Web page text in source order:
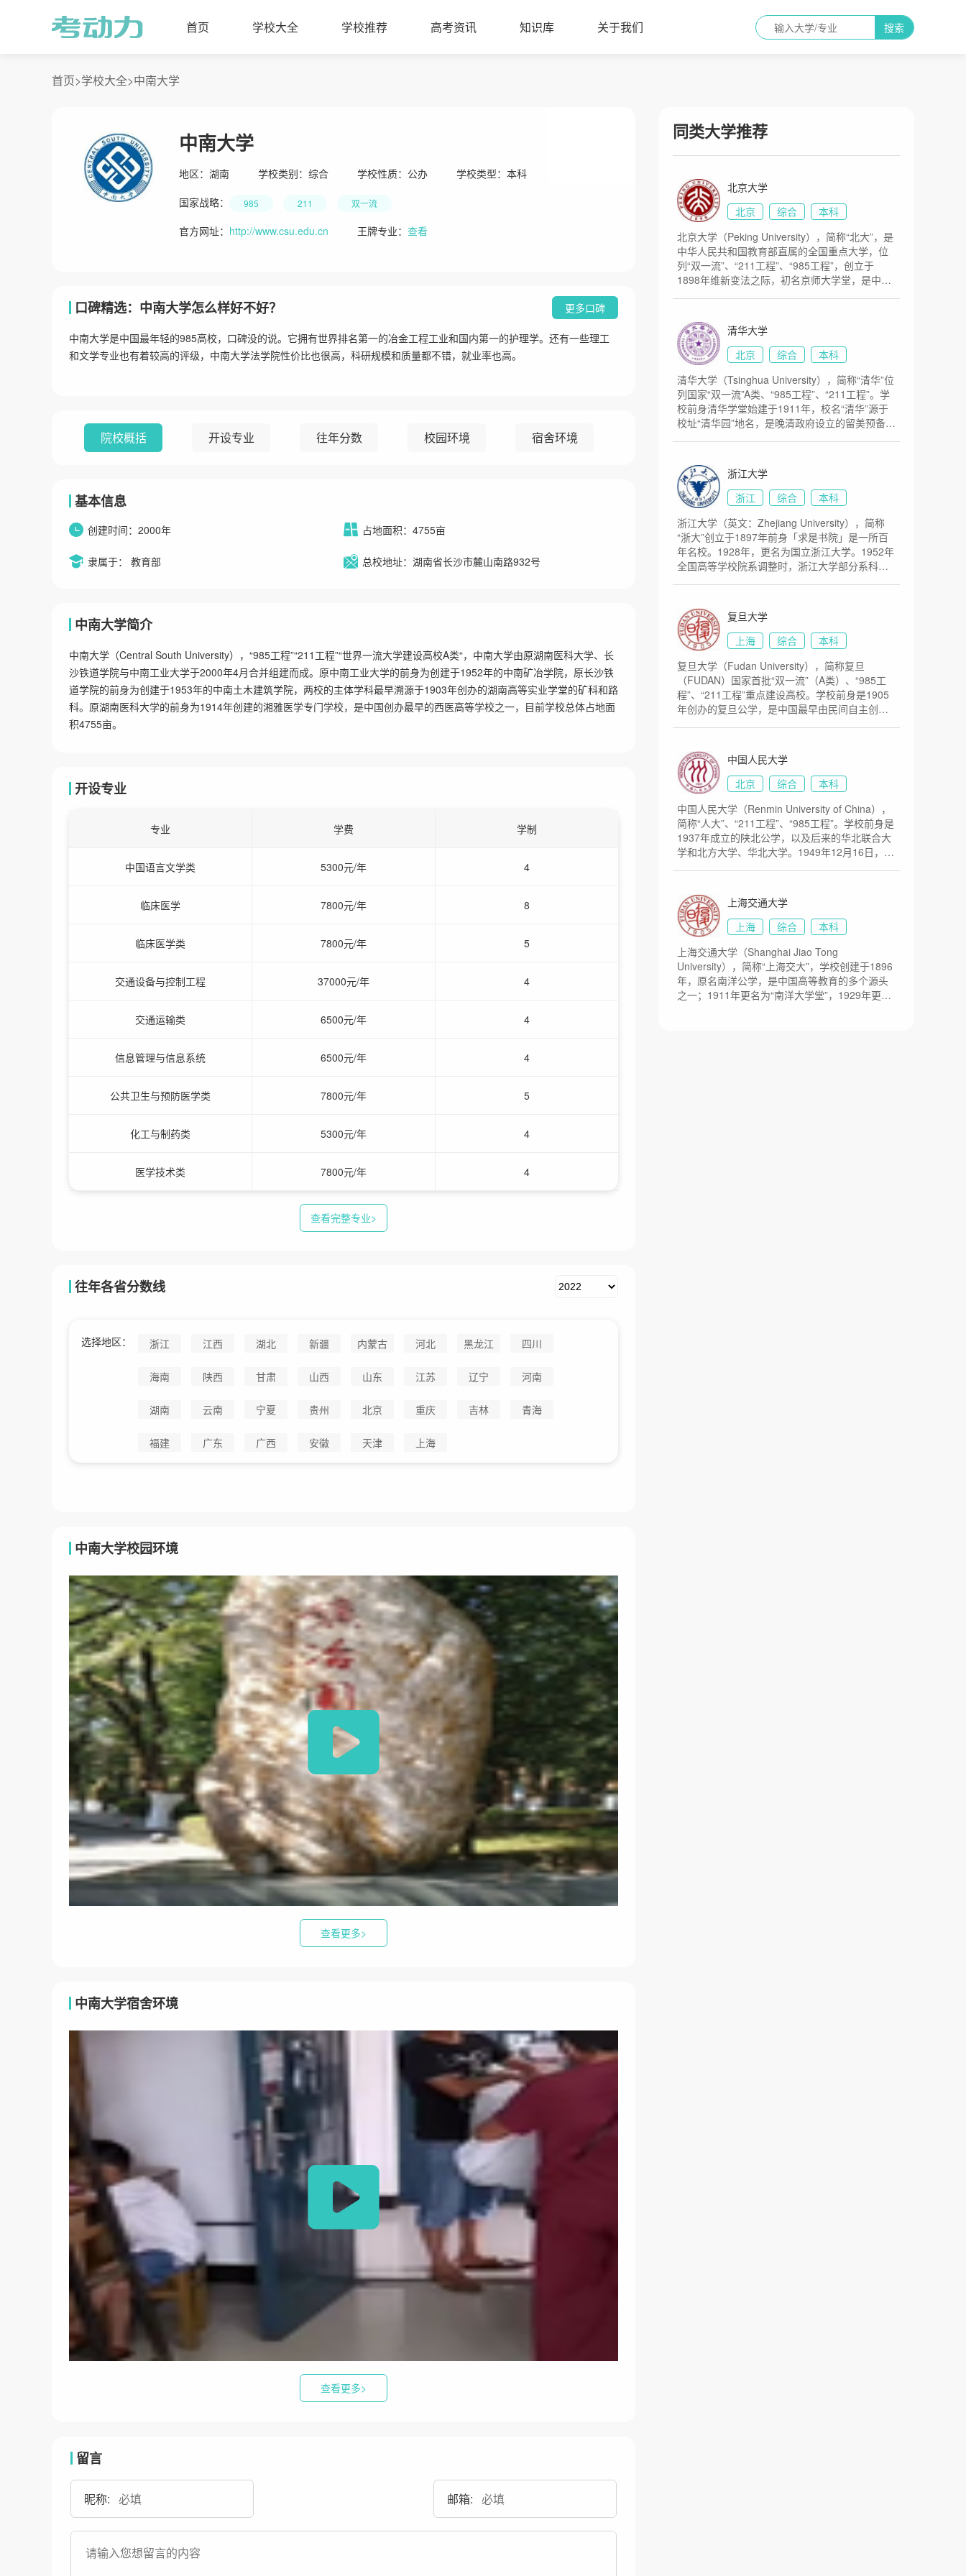
首页 学校大全 学校推荐 高考资讯 知识库 关于我们 搜索
首页>学校大全>中南大学
中南大学
地区： 湖南 学校类别： 综合 学校性质： 公办 学校类型： 本科
国家战略：
985 211 双一流
官方网址： http://www.csu.edu.cn 王牌专业： 查看
口碑精选：中南大学怎么样好不好？ 更多口碑
中南大学是中国最年轻的985高校，口碑没的说。它拥有世界排名第一的冶金工程工业和国内第一的护理学。还有一些理工
和文学专业也有着较高的评级，中南大学法学院性价比也很高，科研规模和质量都不错，就业率也高。
院校概括 开设专业 往年分数 校园环境 宿舍环境
基本信息
创建时间：2000年 占地面积：4755亩
隶属于： 教育部 总校地址：湖南省长沙市麓山南路932号
中南大学简介
中南大学（Central South University），“985工程”“211工程”“世界一流大学建设高校A类“，中南大学由原湖南医科大学、长
沙铁道学院与中南工业大学于2000年4月合并组建而成。原中南工业大学的前身为创建于1952年的中南矿冶学院，原长沙铁
道学院的前身为创建于1953年的中南土木建筑学院，两校的主体学科最早溯源于1903年创办的湖南高等实业学堂的矿科和路
科。原湖南医科大学的前身为1914年创建的湘雅医学专门学校，是中国创办最早的西医高等学校之一，目前学校总体占地面
积4755亩。
开设专业
专业 学费 学制
中国语言文学类 5300元/年 4
临床医学 7800元/年 8
临床医学类 7800元/年 5
交通设备与控制工程 37000元/年 4
交通运输类 6500元/年 4
信息管理与信息系统 6500元/年 4
公共卫生与预防医学类 7800元/年 5
化工与制药类 5300元/年 4
医学技术类 7800元/年 4
查看完整专业>
往年各省分数线
选择地区： 浙江 江西 湖北 新疆 内蒙古 河北 黑龙江 四川
海南 陕西 甘肃 山西 山东 江苏 辽宁 河南
湖南 云南 宁夏 贵州 北京 重庆 吉林 青海
福建 广东 广西 安徽 天津 上海
中南大学校园环境
查看更多>
中南大学宿舍环境
查看更多>
留言
昵称: 邮箱:
同类大学推荐
北京大学
北京
综合
本科
北京大学（Peking University），简称“北大”，是
中华人民共和国教育部直属的全国重点大学，位
列“双一流”、“211工程”、“985工程”，创立于
1898年维新变法之际，初名京师大学堂，是中国
学。1937年南迁至长沙，与国立清华大学和私立
南开大学组成国立长沙临时大学，1938年迁至昆
明，更名为国立西南联合大学。1946年复员返回
北平（现北京）。1952年经全国高校院系调整，
成为以文理基础学科为主 的综合性大学，并自北
京沙滩等地迁至现址。2000年与原北京医科大学
合并，组建为新的北京大学。目前学校总体占地
面积7000亩。
清华大学
北京
综合
本科
清华大学（Tsinghua University），简称“清华”位
列国家“双一流”A类、“985工程”、“211工程”。学
校前身清华学堂始建于1911年，校名“清华”源于
校址“清华园”地名，是晚清政府设立的留美预备学
国立清华大学。1937年抗日战争全面爆发后，南
迁长沙，与国立北京大学、私立南开大学组建国
立长沙临时大学，1938年迁至昆明改名为国立西
南联合大学。1946年迁回清华园。1949年中华人
民共和国成立，清华大学进入新的发展阶段。中
国高等院校1952年院系调整后成为多科性工业大
学。1978年以来逐步恢复和发展为综合性的研究
型大学。清华占地面积约为6632亩。
浙江大学
浙江
综合
本科
浙江大学（英文：Zhejiang University），简称
“浙大”创立于1897年前身「求是书院」是一所百
年名校。1928年，更名为国立浙江大学。1952年
全国高等学校院系调整时，浙江大学部分系科转
学、杭州大学、浙江农业大学和浙江医科大学。
1998年，四校实现合并，组建了新浙江大学。浙
江大学是教育部直属的综合性全国重点大学，同
时也是研究型、创新型大学、“985工程大学”“211
工程大学”“双一流大学”是我国知名的顶级学府。
学校现有紫金港、玉泉、西溪、华家池、之江、
舟山、海宁等7个校区，占地面积9335亩。
复旦大学
上海
综合
本科
复旦大学（Fudan University），简称复旦
（FUDAN）国家首批“双一流”（A类）、“985工
程”、“211工程”重点建设高校。学校前身是1905
年创办的复旦公学，是中国最早由民间自主创办
年，复旦大学与前身为1927年创办的国立第四中
山大学医学院的上海医科大学合并，组建新的复
旦大学。占地面积为1600亩。
中国人民大学
北京
综合
本科
中国人民大学（Renmin University of China），
简称“人大”、“211工程”、“985工程”。学校前身是
1937年成立的陕北公学，以及后来的华北联合大
学和北方大学、华北大学。1949年12月16日，中
础合并组建的中国人民大学正式开学，成为新中
国创办的第一所新型正规大学。1954年，被确定
为以社会科学为主的综合大学和首批全国重点大
学；1960年，被确定为综合性全国重点大学；
2017年入选国家“双一流”建设名单。占地面积
7500亩。
上海交通大学
上海
综合
本科
上海交通大学（Shanghai Jiao Tong
University），简称“上海交大”，学校创建于1896
年，原名南洋公学，是中国高等教育的多个源头
之一；1911年更名为“南洋大学堂”，1929年更名